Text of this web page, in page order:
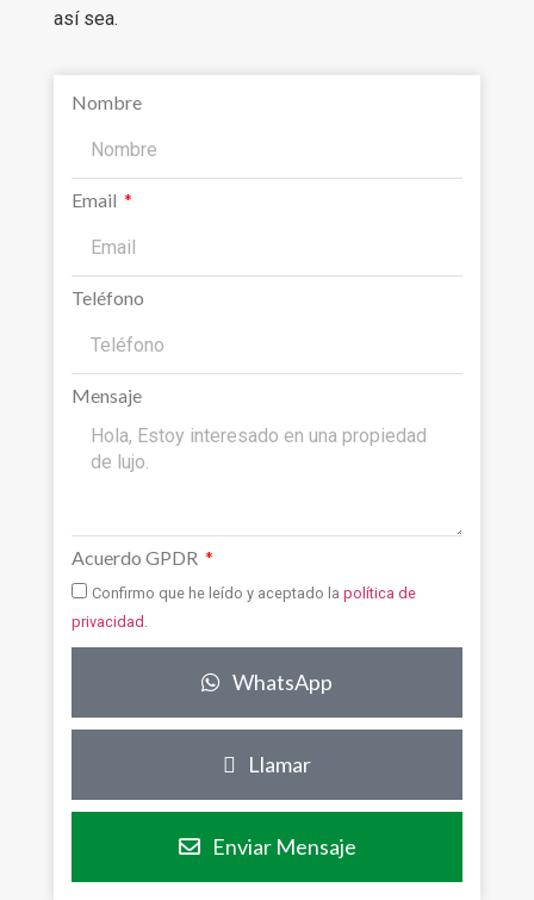
así sea.
Nombre
Email
Teléfono
Mensaje
Acuerdo GPDR
Confirmo que he leído y aceptado la política de
privacidad .
WhatsApp
Llamar
Enviar Mensaje